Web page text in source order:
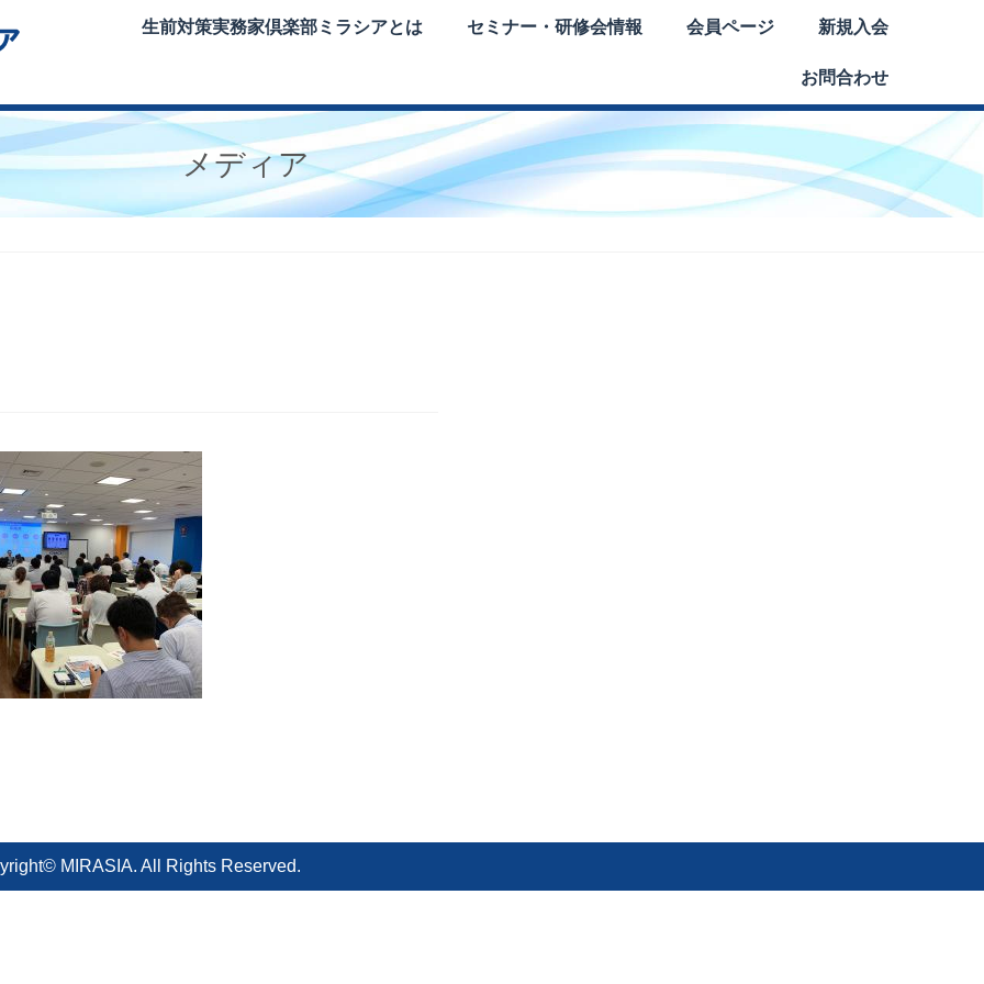
生前対策実務家倶楽部ミラシアとは セミナー・研修会情報 会員ページ 新規入会
お問合わせ
メディア
MIRASIA. All Rights Reserved.